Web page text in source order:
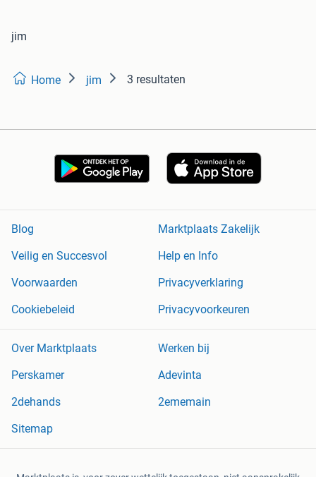
jim
Home jim 3 resultaten
Blog
Marktplaats Zakelijk
Veilig en Succesvol
Help en Info
Voorwaarden
Privacyverklaring
Cookiebeleid
Privacyvoorkeuren
Over Marktplaats
Werken bij
Perskamer
Adevinta
2dehands
2ememain
Sitemap